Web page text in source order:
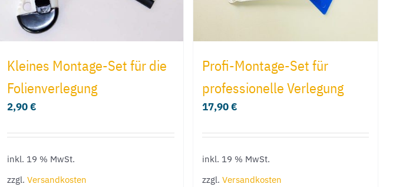
Kleines Montage-Set für die
Folienverlegung
2,90€
inkl. 19 % MwSt.
zzgl.Versandkosten
Profi-Montage-Set für
professionelle Verlegung
17,90€
inkl. 19 % MwSt.
zzgl. Versandkosten